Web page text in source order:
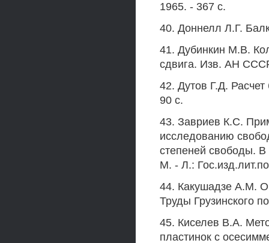
1965. - 367 с.
40. Доннелл Л.Г.
41. Дубинкин М.В.
сдвига. Изв. АН
42. Дутов Г.Д.
90 с.
43. Завриев К.С.
исследованию
степеней свободы.
М. - Л.:
44. Какушадзе A.M.
Труды Грузинского
45. Киселев В.А.
пластинок с